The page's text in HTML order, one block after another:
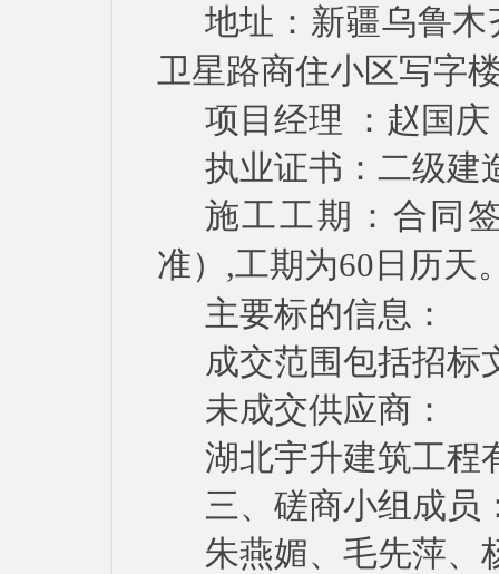
地址：新疆乌鲁
卫星路商住小区写字
项目经理
： 赵国庆
执业证书：二级建
施工工期：合同
准） ,工期为60 日历天
主要标的信息：
成交范围包括招标
未成交供应商：
湖北宇升建筑工程
三、 磋商小组 成员
朱燕媚、毛先萍、